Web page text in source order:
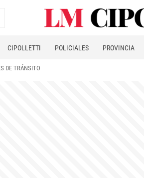
CIPOLLETTI POLICIALES PROVINCIA
DE TRÁNSITO